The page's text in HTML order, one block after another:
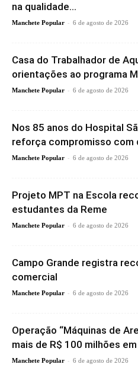
na qualidade...
Manchete Popular - 6 de agosto de 2026
Casa do Trabalhador de
orientações ao programa
Manchete Popular - 6 de agosto de 2026
Nos 85 anos do Hospital
reforça compromisso com
Manchete Popular - 6 de agosto de 2026
Projeto MPT na Escola
estudantes da Reme
Manchete Popular - 6 de agosto de 2026
Campo Grande registra
comercial
Manchete Popular - 6 de agosto de 2026
Operação “Máquinas de
mais de R$ 100 milhões
Manchete Popular - 6 de agosto de 2026